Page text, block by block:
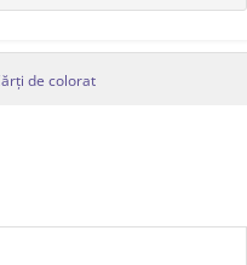
de colorat